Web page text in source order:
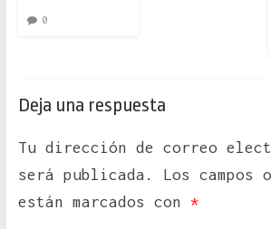
0
Deja una respuesta
Tu dirección de correo
será publicada.
Los
están marcados con *